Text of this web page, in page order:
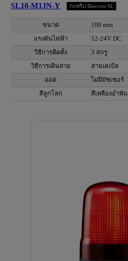
SL10-M1JN-Y กะพริบ Beacons SL
ขนาด
100 mm
แรงดันไฟฟ้า
12-24V DC
วิธีการติดตั้ง
3 สกรู
วิธีการเดินสาย
สายเคเบิล
ออด
ไม่มีบัซเซอร์
สีลูกโลก
สีเหลืองอำพัน